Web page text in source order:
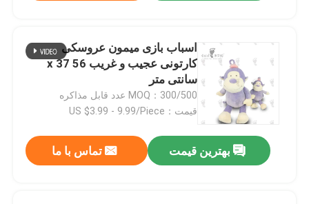
اسباب بازی میمون عروسکی
کارتونی عجیب و غریب 56 x 37
سانتی متر
MOQ：300/500 عدد قابل مذاکره
قیمت：US $3.99 - 9.99/Piece
بهترین قیمت تماس با ما